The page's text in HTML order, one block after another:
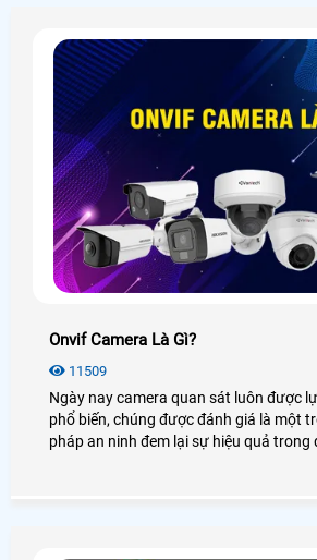
Onvif Camera Là Gì?
11509
Ngày nay camera quan sát luôn được
phổ biến, chúng được đánh giá là một
pháp an ninh đem lại sự hiệu quả trong